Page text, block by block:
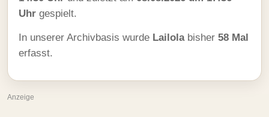
Uhr gespielt.
In unserer Archivbasis wurde Lailolabisher 58 Mal
erfasst.
Anzeige